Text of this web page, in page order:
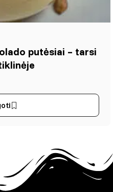
putėsiai – tarsi